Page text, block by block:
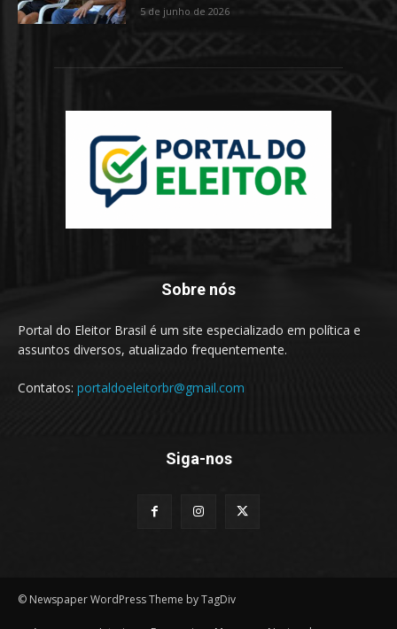
5 de junho de 2026
Sobre nós
Portal do Eleitor Brasil é um site especializado em política e
assuntos diversos, atualizado frequentemente.
Contatos: portaldoeleitorbr@gmail.com
Siga-nos
© Newspaper WordPress Theme by TagDiv